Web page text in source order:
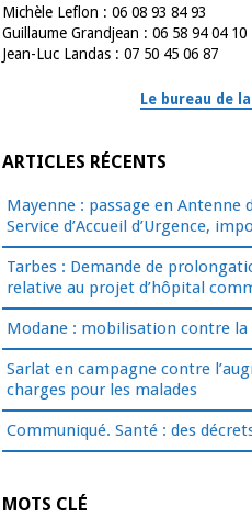
Michèle Leflon : 06 08 93 84 93
Guillaume Grandjean : 06 58 94 04 10
Jean-Luc Landas : 07 50 45 06 87
Le bureau de
ARTICLES RÉCENTS
Mayenne : passage en Antenne
Service d’Accueil d’Urgence,
Tarbes : Demande de
relative au projet d’hôpital
Modane : mobilisation contre la
Sarlat en campagne contre
charges pour les malades
Communiqué. Santé : des
MOTS CLÉ